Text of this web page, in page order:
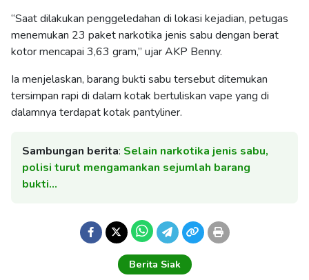
“Saat dilakukan penggeledahan di lokasi kejadian, petugas
menemukan 23 paket narkotika jenis sabu dengan berat
kotor mencapai 3,63 gram,” ujar AKP Benny.
Ia menjelaskan, barang bukti sabu tersebut ditemukan
tersimpan rapi di dalam kotak bertuliskan vape yang di
dalamnya terdapat kotak pantyliner.
Sambungan berita: Selain narkotika jenis sabu,
polisi turut mengamankan sejumlah barang
bukti…
Berita Siak